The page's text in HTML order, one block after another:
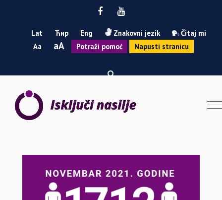
FacebookYoutube
Lat Ћир Eng Znakovni jezik
Čitaj mi
ASmanjiA Povećaj
Potraži pomoć Napusti stranicu